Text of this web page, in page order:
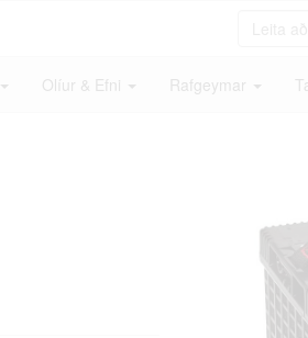
Olíur & Efni Rafgeymar